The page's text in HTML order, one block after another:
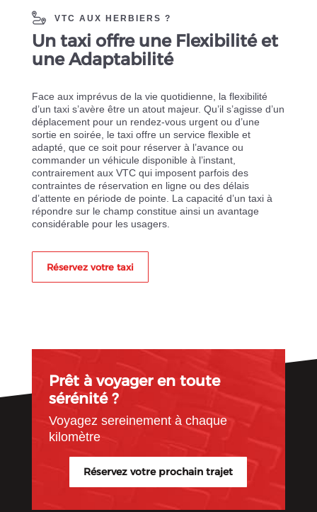
VTC AUX HERBIERS ?
Un taxi offre une Flexibilité et
une Adaptabilité
Face aux imprévus de la vie quotidienne, la flexibilité
d’un taxi s’avère être un atout majeur. Qu’il s’agisse d’un
déplacement pour un rendez-vous urgent ou d’une
sortie en soirée, le taxi offre un service flexible et
adapté, que ce soit pour réserver à l’avance ou
commander un véhicule disponible à l’instant,
contrairement aux VTC qui imposent parfois des
contraintes de réservation en ligne ou des délais
d’attente en période de pointe. La capacité d’un taxi à
répondre sur le champ constitue ainsi un avantage
considérable pour les usagers.
Réservez votre taxi
Prêt à voyager en toute
sérénité ?
Voyagez sereinement à chaque
kilomètre
Réservez votre prochain trajet